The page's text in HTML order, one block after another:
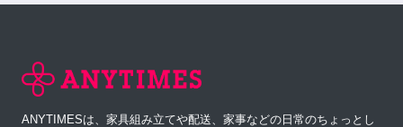
ANYTIMESは、家具組み立てや配送、家事などの日常のちょっとし